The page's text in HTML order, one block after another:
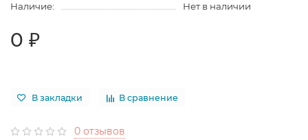
Наличие:
Нет в наличии
0 ₽
В закладки В сравнение
0 отзывов